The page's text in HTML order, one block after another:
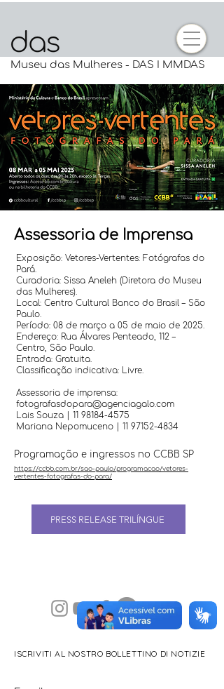
Museu das Mulheres - DAS I MMDAS
Assessoria de Imprensa
Exposição: Vetores-Vertentes: Fotógrafas do
Pará.
Curadoria: Sissa Aneleh (Diretora do Museu
das Mulheres).
Local: Centro Cultural Banco do Brasil – São
Paulo.
Período: 08 de março a 05 de maio de 2025.
Endereço: Rua Álvares Penteado, 112 –
Centro, São Paulo.
Entrada: Gratuita.
Classificação indicativa: Livre.
Assessoria de imprensa:
fotografasdopara@agenciagalo.com
Lais Souza | 11 98184-4575
Mariana Nepomuceno | 11 97152-4834
Programação e ingressos no CCBB SP
https://ccbb.com.br/sao-paulo/programacao/vetores-
vertentes-fotografas-do-para/
PRESS RELEASE TRILÍNGUE
ISCRIVITI AL NOSTRO BOLLETTINO DI NOTIZIE